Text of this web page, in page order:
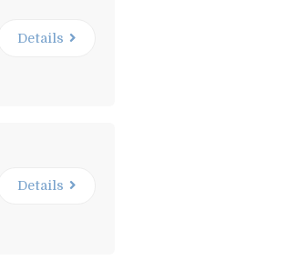
Details
Details